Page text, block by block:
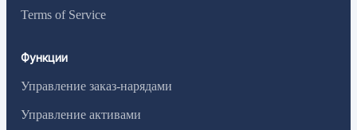
Terms of Service
Функции
Управление заказ-нарядами
Управление активами